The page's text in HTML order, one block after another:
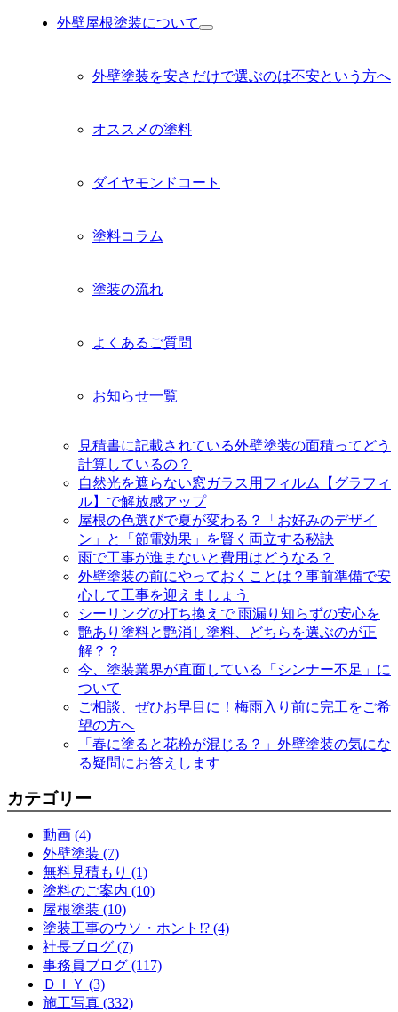
外壁屋根塗装について
サ
ニ
外壁塗装を安さだけで選ぶのは不安という方へ
オススメの塗料
ダイヤモンドコート
塗料コラム
塗装の流れ
よくあるご質問
お知らせ一覧
見積書に記載されている外壁塗装の面積ってどう
計算しているの？
自然光を遮らない窓ガラス用フィルム【グラフィ
ル】で解放感アップ
屋根の色選びで夏が変わる？「お好みのデザイ
ン」と「節電効果」を賢く両立する秘訣
雨で工事が進まないと費用はどうなる？
外壁塗装の前にやっておくことは？事前準備で安
心して工事を迎えましょう
シーリングの打ち換えで 雨漏り知らずの安心を
艶あり塗料と艶消し塗料、どちらを選ぶのが正
解？？
今、塗装業界が直面している「シンナー不足」に
ついて
ご相談、ぜひお早目に！梅雨入り前に完工をご希
望の方へ
「春に塗ると花粉が混じる？」外壁塗装の気にな
る疑問にお答えします
カテゴリー
動画 (4)
外壁塗装 (7)
無料見積もり (1)
塗料のご案内 (10)
屋根塗装 (10)
塗装工事のウソ・ホント!? (4)
社長ブログ (7)
事務員ブログ (117)
ＤＩＹ (3)
施工写真 (332)